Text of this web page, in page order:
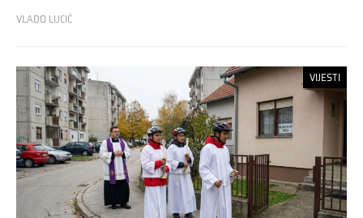
VLADO LUCIĆ
VIJESTI